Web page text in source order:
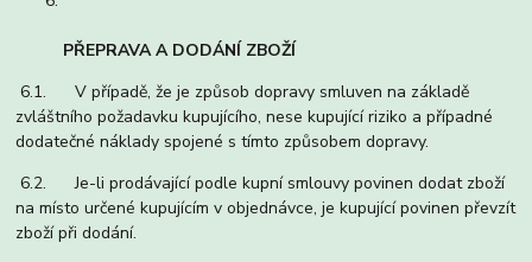
PŘEPRAVA A DODÁNÍ ZBOŽÍ
6.1. V případě, že je způsob dopravy smluven na základě
zvláštního požadavku kupujícího, nese kupující riziko a případné
dodatečné náklady spojené s tímto způsobem dopravy.
6.2. Je-li prodávající podle kupní smlouvy povinen dodat zboží
na místo určené kupujícím v objednávce, je kupující povinen převzít
zboží při dodání.